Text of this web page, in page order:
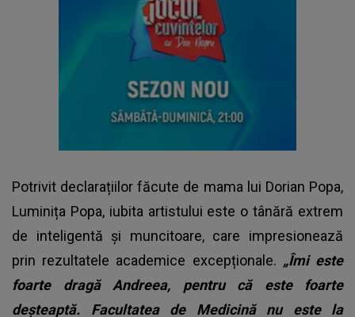
Potrivit declarațiilor făcute de mama lui Dorian Popa,
Luminița Popa, iubita artistului este o tânără extrem
de inteligentă și muncitoare, care impresionează
prin rezultatele academice excepționale. „Îmi este
foarte dragă Andreea, pentru că este foarte
deșteaptă. Facultatea de Medicină nu este la